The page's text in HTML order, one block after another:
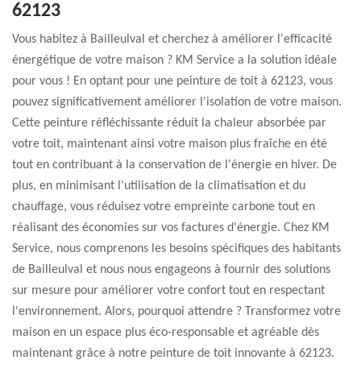
62123
Vous habitez à Bailleulval et cherchez à améliorer l'efficacité
énergétique de votre maison ? KM Service a la solution idéale
pour vous ! En optant pour une peinture de toit à 62123, vous
pouvez significativement améliorer l'isolation de votre maison.
Cette peinture réfléchissante réduit la chaleur absorbée par
votre toit, maintenant ainsi votre maison plus fraîche en été
tout en contribuant à la conservation de l'énergie en hiver. De
plus, en minimisant l'utilisation de la climatisation et du
chauffage, vous réduisez votre empreinte carbone tout en
réalisant des économies sur vos factures d'énergie. Chez KM
Service, nous comprenons les besoins spécifiques des habitants
de Bailleulval et nous nous engageons à fournir des solutions
sur mesure pour améliorer votre confort tout en respectant
l'environnement. Alors, pourquoi attendre ? Transformez votre
maison en un espace plus éco-responsable et agréable dès
maintenant grâce à notre peinture de toit innovante à 62123.